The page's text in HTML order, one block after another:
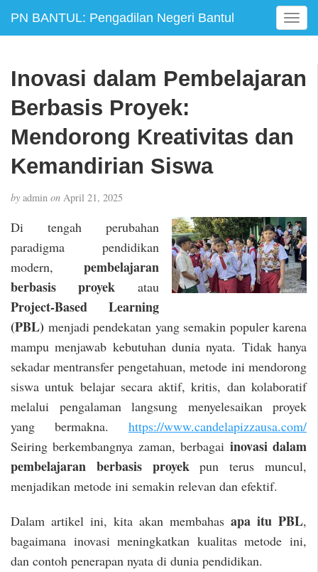
PN BANTUL: Pengadilan Negeri Bantul
T
o
l
v
i
o
n
Inovasi dalam Pembelajaran
Berbasis Proyek:
Mendorong Kreativitas dan
Kemandirian Siswa
by admin on April 21, 2025
Di tengah perubahan
paradigma pendidikan
modern, pembelajaran
berbasis proyek atau
Project-Based Learning
(PBL) menjadi pendekatan yang semakin populer karena
mampu menjawab kebutuhan dunia nyata. Tidak hanya
sekadar mentransfer pengetahuan, metode ini mendorong
siswa untuk belajar secara aktif, kritis, dan kolaboratif
melalui pengalaman langsung menyelesaikan proyek
yang bermakna. https://www.candelapizzausa.com/
Seiring berkembangnya zaman, berbagai inovasi dalam
pembelajaran berbasis proyekpun terus muncul,
menjadikan metode ini semakin relevan dan efektif.
Dalam artikel ini, kita akan membahas apa itu PBL,
bagaimana inovasi meningkatkan kualitas metode ini,
dan contoh penerapan nyata di dunia pendidikan.